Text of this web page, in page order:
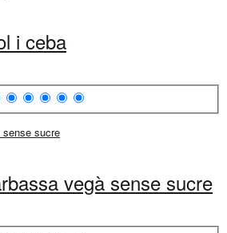
i ceba
vegà sense sucre